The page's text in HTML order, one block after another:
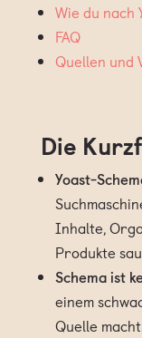
Wie du nach
FAQ
Quellen und
Die
Yoast-
Inhalte,
Produkte
Schema ist
einem
Quelle